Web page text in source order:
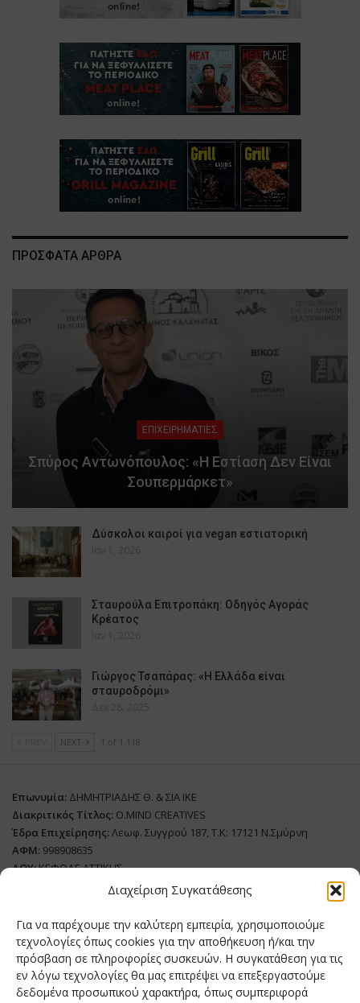
Διαχείριση Συγκατάθεσης
Για να παρέχουμε την καλύτερη εμπειρία, χρησιμοποιούμε
τεχνολογίες όπως cookies για την αποθήκευση ή/και την
πρόσβαση σε πληροφορίες συσκευών. Η συγκατάθεση για τις
εν λόγω τεχνολογίες θα μας επιτρέψει να επεξεργαστούμε
δεδομένα προσωπικού χαρακτήρα, όπως συμπεριφορά
ΠΡΟΣΦΑΤΑ ΑΡΘΡΑ
ΕΠΙΧΕΙΡΗΜΑΤΙΕΣ
Σπύρος Αντωνόπουλος: «Η Εστίαση Δεν Είναι
Σουπερμάρκετ»
Δύσκολοι καιροί για vegan εστιατορική
Ιαν 1, 2026
Σταυρούλα Επιτροπάκη: Οδηγός Αγοράς
Κρέατος
Ιαν 1, 2026
Γιώργος Τσαπάρας: «Η Ελλάδα είναι
σταυροδρόμι»
Δεκ 28, 2025
NEXT 1 of 1.118
Επωνυμία: ΔΗΜΗΤΡΙΑΔΗΣ Θ. & ΣΙΑ ΙΚΕ
Διακριτικός Τίτλος: O.MIND CREATIVES
Έδρα Επιχείρησης:Λεωφ. Συγγρού 187, Τ.Κ: 17121 Ν.Σμύρνη
ΑΦΜ: 998908635
ΔΟΥ:ΚΕΦΟΔΕ ΑΤΤΙΚΗΣ
Όνομα Ιδιοκτήτη και Νόμιμο Πρόσωπο: Θεόδωρος Δημητριάδης
Διευθυντής Σύνταξης:Ευθυμιάτου Μαίρη
Domain:grillmagazine.gr
Δικαιούχος Domain:Θεόδωρος Δημητριάδης
Διευθυντής:Θεόδωρος Δημητριάδης
Διαχειριστής:Θεόδωρος Δημητριάδης